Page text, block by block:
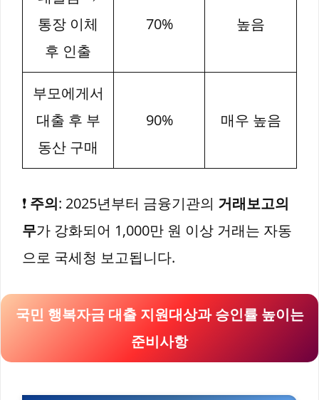
통장 이체
후 인출
70% 높음
부모에게서
대출 후 부
동산 구매
90% 매우 높음
❗ 주의: 2025년부터 금융기관의 거래보고의
무가 강화되어 1,000만 원 이상 거래는 자동
으로 국세청 보고됩니다.
국민 행복자금 대출 지원대상과 승인률 높이는
준비사항